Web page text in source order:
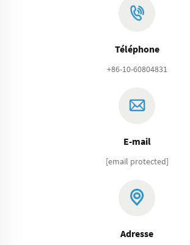
Téléphone
+86-10-60804831
E-mail
[email protected]
Adresse